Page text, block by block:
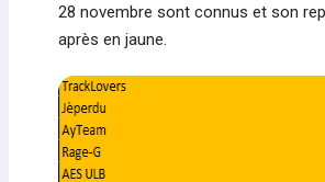
28 novembre sont connus et son
après en jaune.